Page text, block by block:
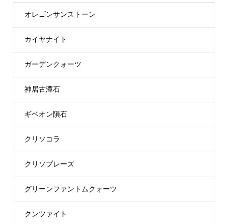
オレゴンサンストーン
カイヤナイト
ガーデンクォーツ
神居古潭石
ギベオン隕石
クリソコラ
クリソプレーズ
グリーンファントムクォーツ
クンツァイト